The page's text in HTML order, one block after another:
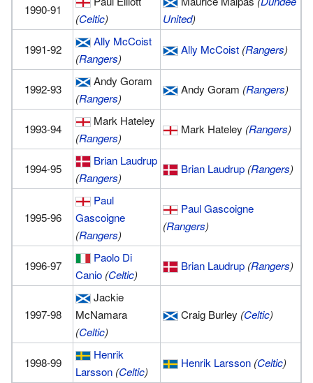
1990-91
(Celtic)
United)
1991-92
Ally McCoist
(Rangers)
Ally McCoist (Rangers)
1992-93
Andy Goram
(Rangers)
Andy Goram (Rangers)
1993-94
Mark Hateley
(Rangers)
Mark Hateley (Rangers)
1994-95
Brian Laudrup
(Rangers)
Brian Laudrup (Rangers)
1995-96
Paul
Gascoigne
(Rangers)
Paul Gascoigne
(Rangers)
1996-97
Paolo Di
Canio (Celtic)
Brian Laudrup (Rangers)
1997-98
Jackie
McNamara
(Celtic)
Craig Burley (Celtic)
1998-99
Henrik
Larsson (Celtic)
Henrik Larsson (Celtic)